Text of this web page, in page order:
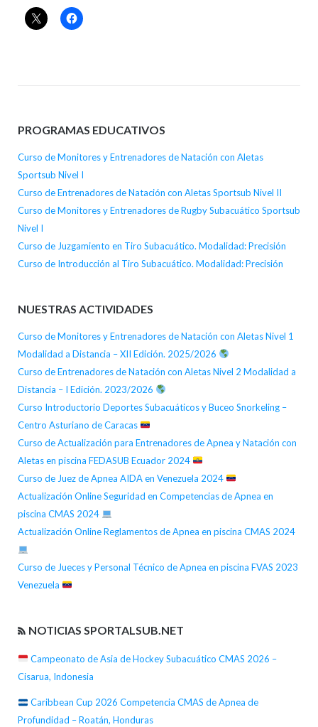
PROGRAMAS EDUCATIVOS
Curso de Monitores y Entrenadores de Natación con Aletas
Sportsub Nivel I
Curso de Entrenadores de Natación con Aletas Sportsub Nivel II
Curso de Monitores y Entrenadores de Rugby Subacuático Sportsub
Nivel I
Curso de Juzgamiento en Tiro Subacuático. Modalidad: Precisión
Curso de Introducción al Tiro Subacuático. Modalidad: Precisión
NUESTRAS ACTIVIDADES
Curso de Monitores y Entrenadores de Natación con Aletas Nivel 1
Modalidad a Distancia – XII Edición. 2025/2026
Curso de Entrenadores de Natación con Aletas Nivel 2 Modalidad a
Distancia – I Edición. 2023/2026
Curso Introductorio Deportes Subacuáticos y Buceo Snorkeling –
Centro Asturiano de Caracas
Curso de Actualización para Entrenadores de Apnea y Natación con
Aletas en piscina FEDASUB Ecuador 2024
Curso de Juez de Apnea AIDA en Venezuela 2024
Actualización Online Seguridad en Competencias de Apnea en
piscina CMAS 2024
Actualización Online Reglamentos de Apnea en piscina CMAS 2024
Curso de Jueces y Personal Técnico de Apnea en piscina FVAS 2023
Venezuela
NOTICIAS SPORTALSUB.NET
Campeonato de Asia de Hockey Subacuático CMAS 2026 –
Cisarua, Indonesia
Caribbean Cup 2026 Competencia CMAS de Apnea de
Profundidad – Roatán, Honduras